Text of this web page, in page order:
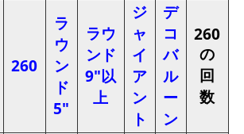
260
ラ
ウ
ン
ド
5"
ラウ
ンド
9"以
上
ジ
ャ
イ
ア
ン
ト
デ
コ
バ
ル
ー
ン
260
の
回
数